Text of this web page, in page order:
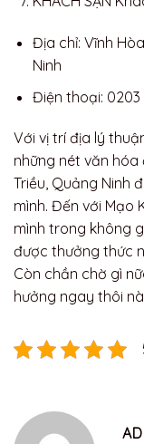
Địa chỉ: Vĩnh
Ninh
Điện thoại: 0203
Với vị trí địa lý
những nét văn
Triều, Quảng Ninh
mình. Đến với Mạo
mình trong không
được thưởng thức
Còn chần chờ gì
hưởng ngay thôi